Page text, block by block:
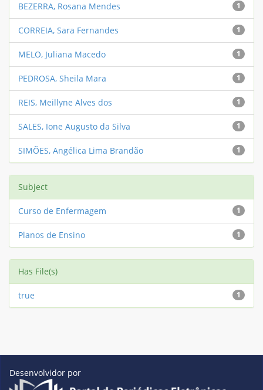
1
BEZERRA, Rosana Mendes
1
CORREIA, Sara Fernandes
1
MELO, Juliana Macedo
1
PEDROSA, Sheila Mara
1
REIS, Meillyne Alves dos
1
SALES, Ione Augusto da Silva
1
SIMÕES, Angélica Lima Brandão
Subject
1
Curso de Enfermagem
1
Planos de Ensino
Has File(s)
1
true
Desenvolvidor por